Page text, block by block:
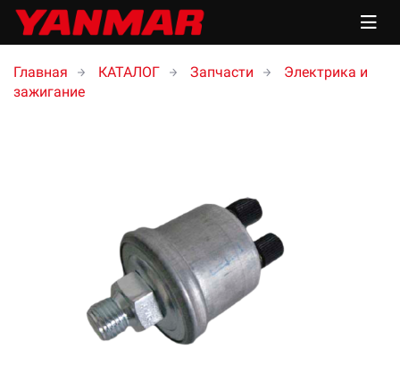
Главная КАТАЛОГ Запчасти
Электрика и
зажигание